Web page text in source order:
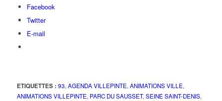
Facebook
Twitter
E-mail
ETIQUETTES : 93,AGENDA VILLEPINTE,ANIMATIONS VILLE,
ANIMATIONS VILLEPINTE, PARC DU SAUSSET,SEINE SAINT-DENIS,